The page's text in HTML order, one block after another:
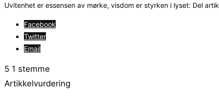
Uvitenhet er essensen av mørke, visdom er styrken i lyset: Del
Facebook
Twitter
Email
5 1 stemme
Artikkelvurdering